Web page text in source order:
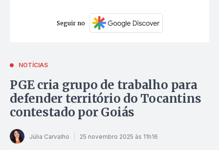
Seguir no
NOTÍCIAS
PGE cria grupo de trabalho para
defender território do Tocantins
contestado por Goiás
Júlia Carvalho 25 novembro 2025 às 11h16